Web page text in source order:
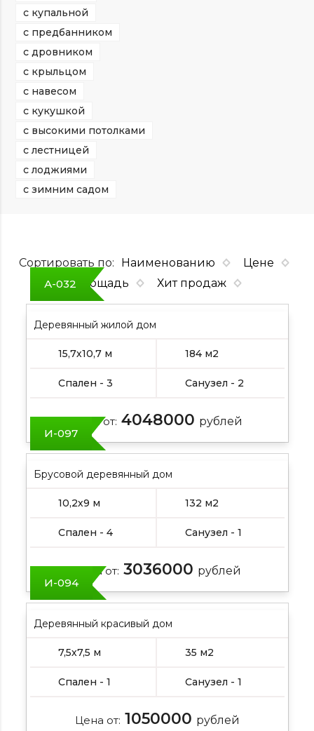
с купальной
с предбанником
с дровником
с крыльцом
с навесом
с кукушкой
с высокими потолками
с лестницей
с лоджиями
с зимним садом
Сортировать по: Наименованию
Цене
Площадь
Хит продаж
А-032
Деревянный жилой дом
15,7х10,7 м 184 м2
Спален - 3 Санузел - 2
Цена от: 4048000 рублей
И-097
Брусовой деревянный дом
10,2х9 м 132 м2
Спален - 4 Санузел - 1
Цена от: 3036000 рублей
И-094
Деревянный красивый дом
7,5х7,5 м 35 м2
Спален - 1 Санузел - 1
Цена от: 1050000 рублей